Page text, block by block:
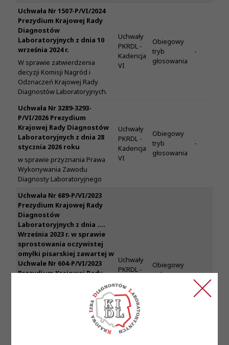
Uchwała Nr 1507-P/VI/2024
Prezydium Krajowej Rady
Diagnostów
Laboratoryjnych z dnia 10
września 2024 r.
W sprawie zatwierdzenia
decyzji Komisji Nagród i
Odznaczeń Krajowej Rady
Diagnostów Laboratoryjnych.
Uchwały
PKRDL -
Kadencja
VI
Obiegowy
tryb
głosowania
-
Uchwała Nr 3289-3293-
P/VI/2026 Prezydium
Krajowej Rady Diagnostów
Laboratoryjnych z dnia 28
stycznia 2026 roku
w sprawie przyznania Prawa
Wykonywania Zawodu
Diagnosty Laboratoryjnego
Uchwały
PKRDL -
Kadencja
VI
Obiegowy
tryb
głosowania
-
Uchwała Nr 689-P/VI/2023
Prezydium Krajowej Rady
Diagnostów
Laboratoryjnych z dnia ….
Września 2023 r. w sprawie
sprostowania oczywistej
omyłki pisarskiej zawartej w
Uchwale Nr 604-P/VI/2023
Prezydium Krajowej Rady
Laboratoryjnych z dnia
w sprawie wpisu medycznego
laboratorium diagnostycznego
do ewidencji laboratoriów
prowadzonej przez Krajową
Uchwały
PKRDL -
VI
Obiegowy
tryb
-